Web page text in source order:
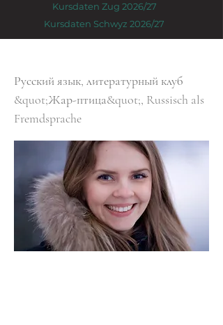
Kursdaten Zug 2026/27
Kursdaten Schwyz 2026/27
Русский язык, литературный клуб
&quot;Жар-птица&quot;, Russisch als
Fremdsprache